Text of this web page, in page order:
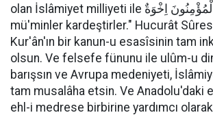
olan İslâmiyet milliyeti ile اِنَّمَا الْمُؤْمِنُونَ اِخْوَةٌ ("Ancak
mü'minler kardeştirler." Hucurât
Kur'ân'ın bir kanun-u esasîsinin tam
olsun. Ve felsefe fünunu ile ulûm-u
barışsın ve Avrupa medeniyeti,
tam musalâha etsin. Ve Anadolu'daki
ehl-i medrese birbirine yardımcı